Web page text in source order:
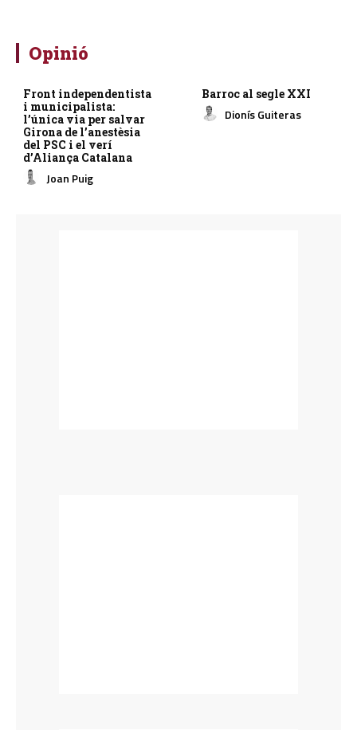
Opinió
Front independentista
i municipalista:
l’única via per salvar
Girona de l’anestèsia
del PSC i el verí
d’Aliança Catalana
Joan Puig
Barroc al segle XXI
Dionís Guiteras